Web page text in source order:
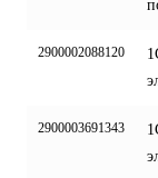
2900002088120
2900003691343